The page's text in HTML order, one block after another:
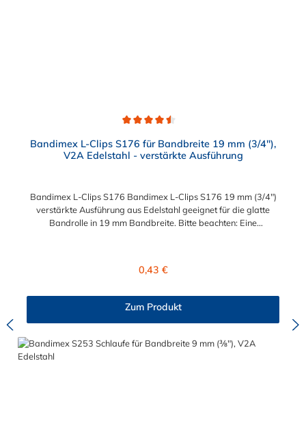
Bandimex L-Clips S176 für Bandbreite 19 mm (3/4"),
V2A Edelstahl - verstärkte Ausführung
Bandimex L-Clips S176 Bandimex L-Clips S176 19 mm (3/4")
verstärkte Ausführung aus Edelstahl geeignet für die glatte
Bandrolle in 19 mm Bandbreite. Bitte beachten: Eine
Regulärer Preis:
0,43 €
Zum Produkt